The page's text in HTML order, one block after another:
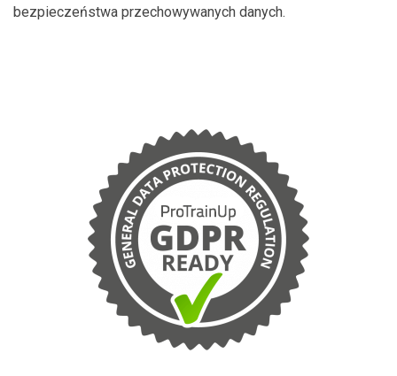
bezpieczeństwa przechowywanych danych.